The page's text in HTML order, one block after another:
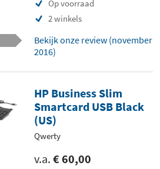
Op voorraad
2 winkels
Bekijk onze review (november
2016)
HP Business Slim
Smartcard USB Black
(US)
Qwerty
v.a. € 60,00